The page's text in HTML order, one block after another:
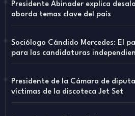
Presidente Abinader explica
aborda temas clave del país
Sociólogo Cándido Mercedes: El
para las candidaturas
Presidente de la Cámara de
víctimas de la discoteca Jet Set